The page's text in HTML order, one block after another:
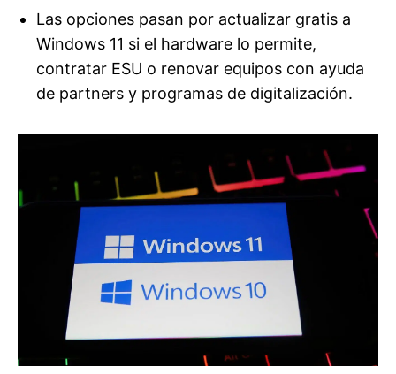
Las opciones pasan por actualizar gratis a
Windows 11 si el hardware lo permite,
contratar ESU o renovar equipos con ayuda
de partners y programas de digitalización.